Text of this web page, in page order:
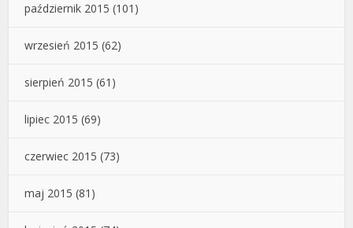
październik 2015 (101)
wrzesień 2015 (62)
sierpień 2015 (61)
lipiec 2015 (69)
czerwiec 2015 (73)
maj 2015 (81)